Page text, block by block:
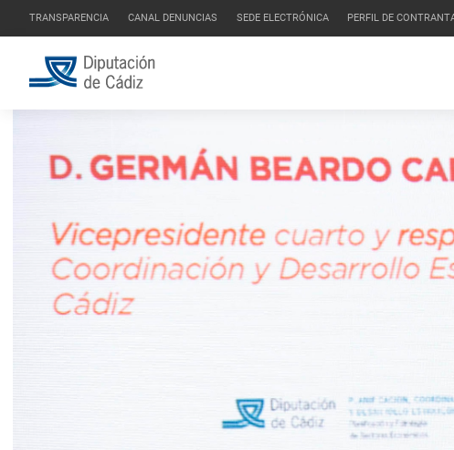
TRANSPARENCIA CANAL DENUNCIAS SEDE ELECTRÓNICA PERFIL DE